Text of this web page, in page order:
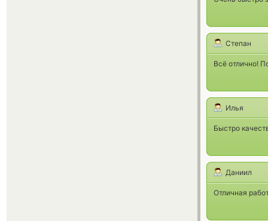
Степан
Всё отлично!
Илья
Быстро
Даниил
Отличная